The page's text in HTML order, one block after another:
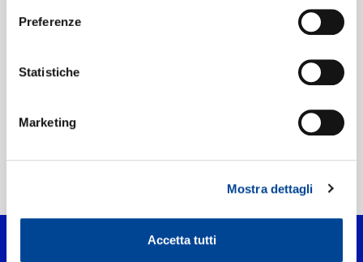
Preferenze
Statistiche
Marketing
Mostra dettagli
Accetta tutti
Cuore